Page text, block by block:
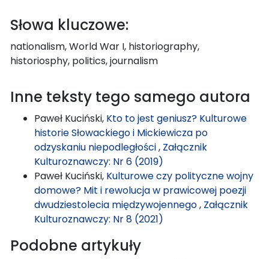
Słowa kluczowe:
nationalism, World War I, historiography,
historiosphy, politics, journalism
Inne teksty tego samego autora
Paweł Kuciński, Kto to jest geniusz? Kulturowe
historie Słowackiego i Mickiewicza po
odzyskaniu niepodległości, Załącznik
Kulturoznawczy: Nr 6 (2019)
Paweł Kuciński, Kulturowe czy polityczne wojny
domowe? Mit i rewolucja w prawicowej poezji
dwudziestolecia międzywojennego, Załącznik
Kulturoznawczy: Nr 8 (2021)
Podobne artykuły